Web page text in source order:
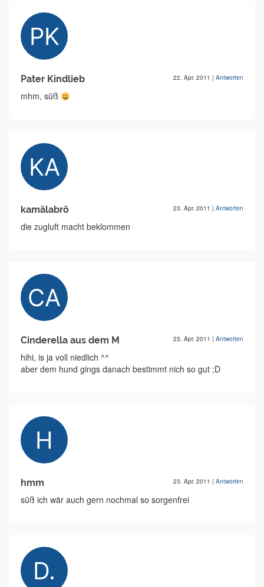
Pater Kindlieb 22. Apr. 2011 | Antworten
mhm, süß
kamälabrö 23. Apr. 2011 | Antworten
die zugluft macht beklommen
Cinderella aus dem M 23. Apr. 2011 | Antworten
hihi, is ja voll niedlich ^^
aber dem hund gings danach bestimmt nich so gut ;D
hmm 23. Apr. 2011 | Antworten
süß ich wär auch gern nochmal so sorgenfrei